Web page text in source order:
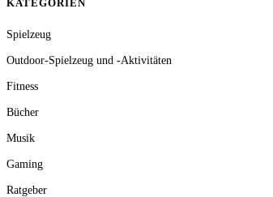
KATEGORIEN
Spielzeug
Outdoor-Spielzeug und -Aktivitäten
Fitness
Bücher
Musik
Gaming
Ratgeber